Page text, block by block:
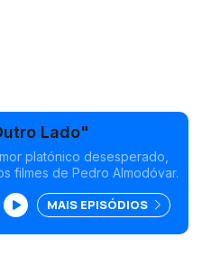
Lado"
platónico desesperado,
filmes de Pedro Almodóvar.
MAIS EPISÓDIOS